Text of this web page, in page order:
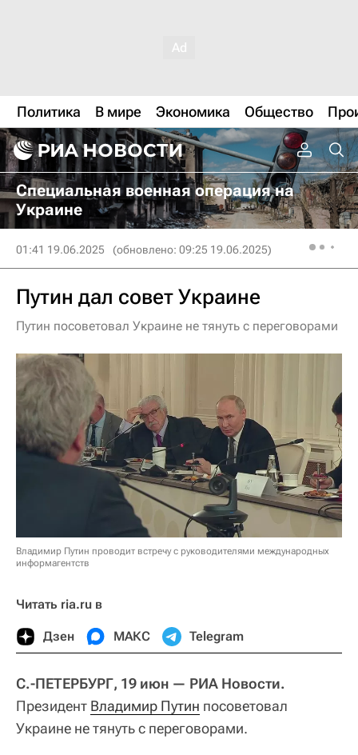
Политика В мире Экономика Общество
Специальная военная операция на
Украине
01:41 19.06.2025 (обновлено: 09:25 19.06.2025)
Путин дал совет Украине
Путин посоветовал Украине не тянуть с переговорами
Владимир Путин проводит встречу с руководителями международных
информагентств
Читать ria.ru в
Дзен МАКС Telegram
С.-ПЕТЕРБУРГ, 19 июн — РИА Новости.
Президент Владимир Путин посоветовал
Украине не тянуть с переговорами.